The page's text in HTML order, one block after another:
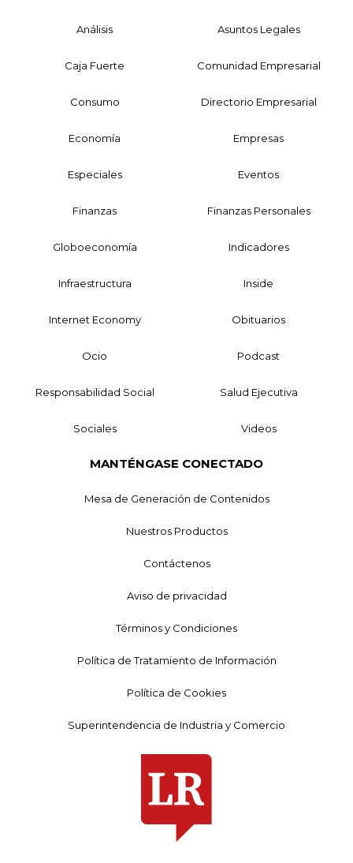
Análisis Asuntos Legales
Caja Fuerte Comunidad Empresarial
Consumo Directorio Empresarial
Economía Empresas
Especiales Eventos
Finanzas Finanzas Personales
Globoeconomía Indicadores
Infraestructura Inside
Internet Economy Obituarios
Ocio Podcast
Responsabilidad Social Salud Ejecutiva
Sociales Videos
MANTÉNGASE CONECTADO
Mesa de Generación de Contenidos
Nuestros Productos
Contáctenos
Aviso de privacidad
Términos y Condiciones
Política de Tratamiento de Información
Política de Cookies
Superintendencia de Industria y Comercio